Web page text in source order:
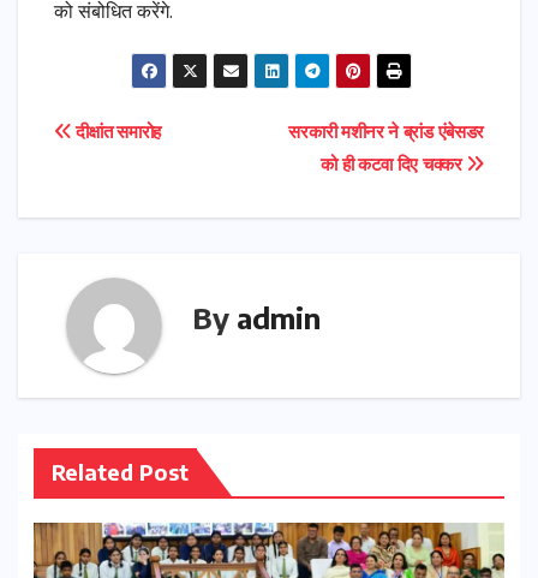
को संबोधित करेंगे.
Post
सरकारी मशीनर ने ब्रांड एंबेसडर
को ही कटवा दिए चक्कर
दीक्षांत समारोह
By admin
Related Post